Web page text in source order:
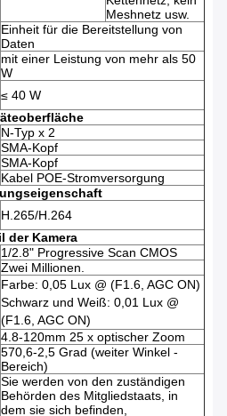
Meshnetz usw.
Einheit für die Bereitstellung von
Daten
mit einer Leistung von mehr als 50
W
≤ 40 W
N-Typ x 2
SMA-Kopf
SMA-Kopf
Kabel POE-Stromversorgung
H.265/H.264
der Kamera
1/2.8" Progressive Scan CMOS
Zwei Millionen.
Farbe: 0,05 Lux @ (F1.6, AGC ON)
Schwarz und Weiß: 0,01 Lux @
(F1.6, AGC ON)
4.8-120mm 25 x optischer Zoom
570,6-2,5 Grad (weiter Winkel -
Bereich)
Sie werden von den zuständigen
Behörden des Mitgliedstaats, in
dem sie sich befinden,